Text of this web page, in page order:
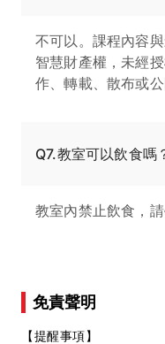
不可以。課程內容
智慧財產權，未經
作、轉載、散布或公
Q7.教室可以飲食嗎
教室內禁止飲食，
免責聲明
【提醒事項】